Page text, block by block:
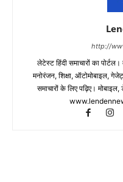
http://
लेटेस्ट हिंदी समाचारों का
मनोरंजन, शिक्षा, ऑटोमोबाइल,
समाचारों के लिए पढ़िए।